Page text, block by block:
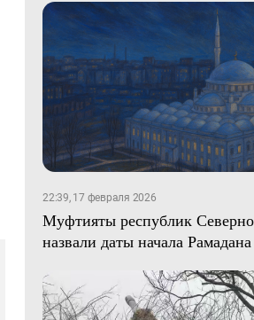
22:39, 17 февраля 2026
Муфтияты республик
назвали даты начала Рамадана